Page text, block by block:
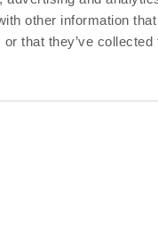
other information that
or that they’ve